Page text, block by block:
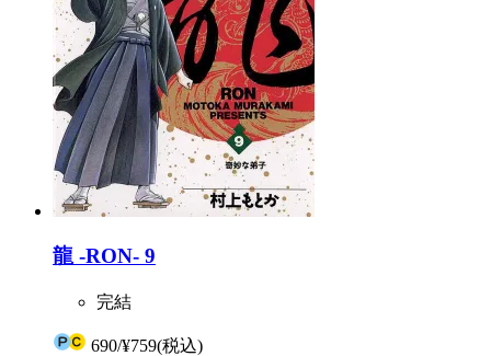
龍 -RON- 9
完結
690/¥759(税込)